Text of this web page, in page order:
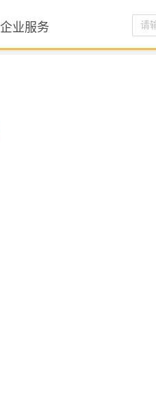
企业服务